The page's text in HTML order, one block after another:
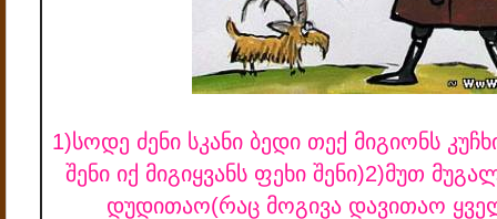
1)სოდე ძენი სკანი ბედი თექ მიგიონს
შენი იქ მიგიყვანს ფეხი შენი)2)მუთ
დუდითაო(რაც მოგივა დავითაო